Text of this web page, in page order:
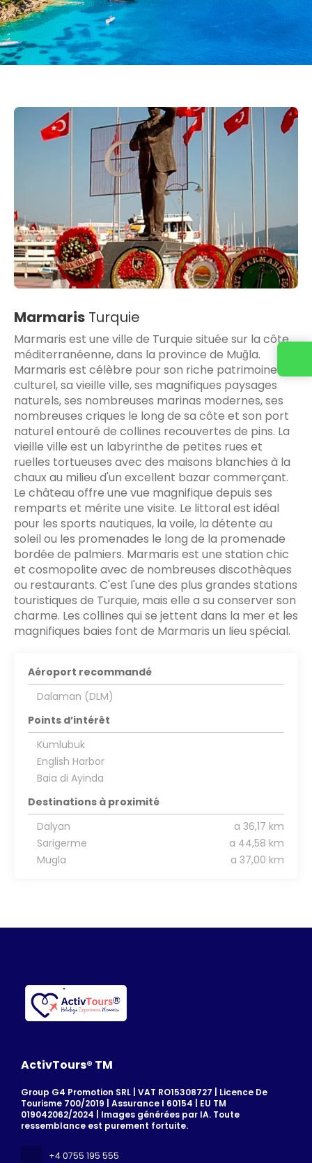
Marmaris Turquie
Marmaris est une ville de Turquie située sur la côte
méditerranéenne, dans la province de Muğla.
Marmaris est célèbre pour son riche patrimoine
culturel, sa vieille ville, ses magnifiques paysages
naturels, ses nombreuses marinas modernes, ses
nombreuses criques le long de sa côte et son port
naturel entouré de collines recouvertes de pins. La
vieille ville est un labyrinthe de petites rues et
ruelles tortueuses avec des maisons blanchies à la
chaux au milieu d'un excellent bazar commerçant.
Le château offre une vue magnifique depuis ses
remparts et mérite une visite. Le littoral est idéal
pour les sports nautiques, la voile, la détente au
soleil ou les promenades le long de la promenade
bordée de palmiers. Marmaris est une station chic
et cosmopolite avec de nombreuses discothèques
ou restaurants. C'est l'une des plus grandes stations
touristiques de Turquie, mais elle a su conserver son
charme. Les collines qui se jettent dans la mer et les
magnifiques baies font de Marmaris un lieu spécial.
Aéroport recommandé
Dalaman (DLM)
Points d’intérêt
Kumlubuk
English Harbor
Baia di Ayinda
Destinations à proximité
Dalyan
a 36,17 km
Sarigerme
a 44,58 km
Mugla
a 37,00 km
ActivTours® TM
Group G4 Promotion SRL | VAT RO15308727 | Licence De
Tourisme 700/2019 | Assurance I 60154 | EU TM
019042062/2024 | Images générées par IA. Toute
ressemblance est purement fortuite.
+4 0755 195 555